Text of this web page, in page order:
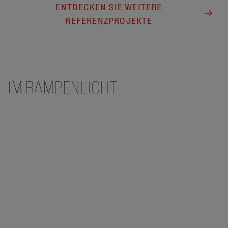
ENTDECKEN SIE WEITERE
REFERENZPROJEKTE
IM RAMPENLICHT